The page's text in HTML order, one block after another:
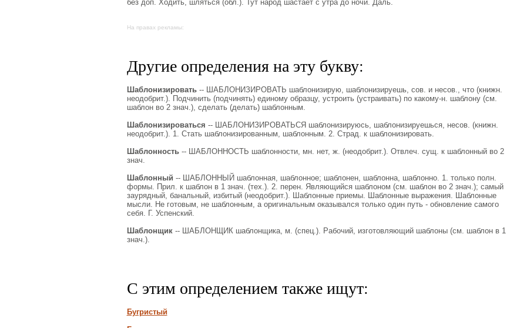
без доп. Ходить, шляться (обл.). Тут народ шастает с утра до ночи. Даль.
На правах рекламы:
Другие определения на эту букву:
Шаблонизировать-- ШАБЛОНИЗИРОВАТЬ шаблонизирую, шаблонизируешь, сов. и несов., что (книжн.
неодобрит.). Подчинить (подчинять) единому образцу, устроить (устраивать) по какому-н. шаблону (см.
шаблон во 2 знач.), сделать (делать) шаблонным.
Шаблонизироваться -- ШАБЛОНИЗИРОВАТЬСЯ шаблонизируюсь, шаблонизируешься, несов. (книжн.
неодобрит.). 1. Стать шаблонизированным, шаблонным. 2. Страд. к шаблонизировать.
Шаблонность-- ШАБЛОННОСТЬ шаблонности, мн. нет, ж. (неодобрит.). Отвлеч. сущ. к шаблонный во 2
знач.
Шаблонный -- ШАБЛОННЫЙ шаблонная, шаблонное; шаблонен, шаблонна, шаблонно. 1. только полн.
формы. Прил. к шаблон в 1 знач. (тех.). 2. перен. Являющийся шаблоном (см. шаблон во 2 знач.); самый
заурядный, банальный, избитый (неодобрит.). Шаблонные приемы. Шаблонные выражения. Шаблонные
мысли. Не готовым, не шаблонным, а оригинальным оказывался только один путь - обновление самого
себя. Г. Успенский.
Шаблонщик-- ШАБЛОНЩИК шаблонщика, м. (спец.). Рабочий, изготовляющий шаблоны (см. шаблон в 1
знач.).
С этим определением также ищут:
Бугристый